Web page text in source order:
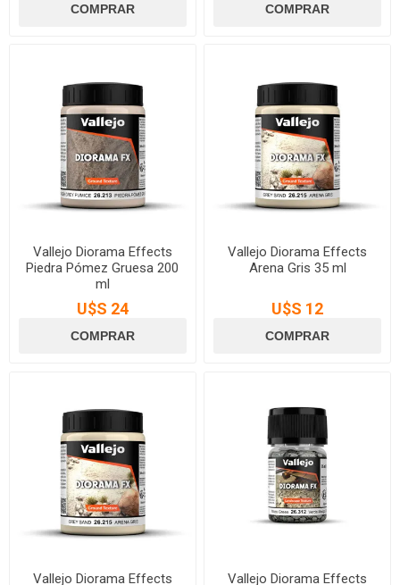
Vallejo Diorama Effects
Piedra Pómez Gruesa 200
ml
U$S 24
Vallejo Diorama Effects
Arena Gris 35 ml
U$S 12
Vallejo Diorama Effects Vallejo Diorama Effects